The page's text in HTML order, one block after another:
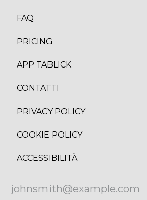
FAQ
PRICING
APP TABLICK
CONTATTI
PRIVACY POLICY
COOKIE POLICY
ACCESSIBILITÀ